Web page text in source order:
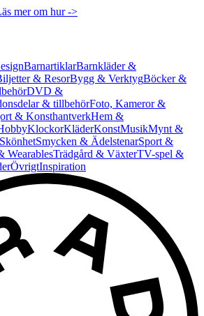
mer om hur ->
BarnartiklarBarnkläder &
& ResorBygg & VerktygBöcker &
DVD &
& tillbehörFoto, Kameror &
& KonsthantverkHem &
KlockorKläderKonstMusikMynt &
SkönhetSmycken & ÄdelstenarSport &
WearablesTrädgård & VäxterTV-spel &
ÖvrigtInspiration